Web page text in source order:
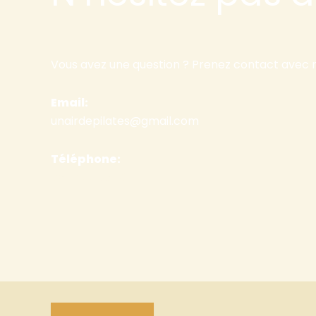
Vous avez une question ? Prenez contact avec
Email:
unairdepilates@gmail.com
Téléphone: